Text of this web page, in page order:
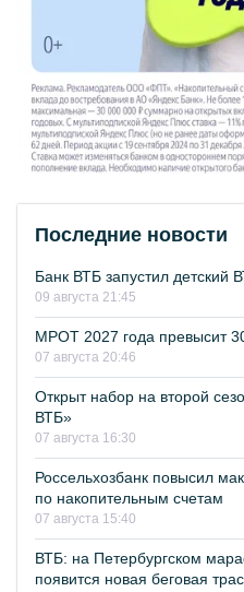
Последние новости
Банк ВТБ запустил детский
09 августа 21:45
МРОТ 2027 года превысит
07 августа 20:46
Открыт набор на второй
ВТБ»
07 августа 16:30
Россельхозбанк повысил
по накопительным счетам
07 августа 15:40
ВТБ: на Петербургском
появится новая беговая